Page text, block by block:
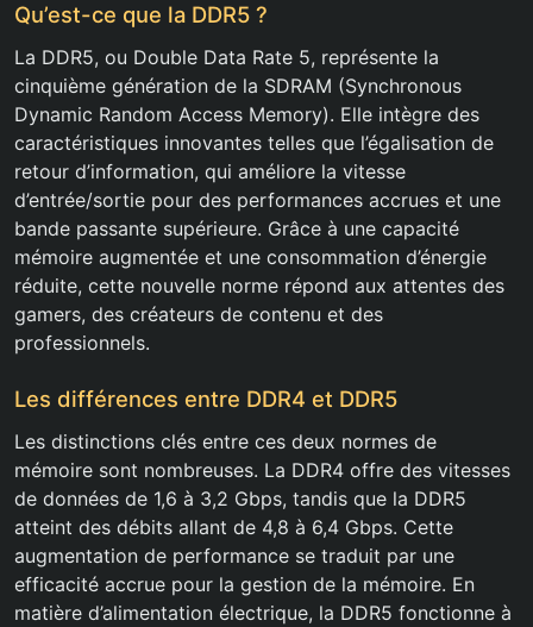
Qu’est-ce que la DDR5 ?
La DDR5, ou Double Data Rate 5, représente la
cinquième génération de la SDRAM (Synchronous
Dynamic Random Access Memory). Elle intègre des
caractéristiques innovantes telles que l’égalisation de
retour d’information, qui améliore la vitesse
d’entrée/sortie pour des performances accrues et une
bande passante supérieure. Grâce à une capacité
mémoire augmentée et une consommation d’énergie
réduite, cette nouvelle norme répond aux attentes des
gamers, des créateurs de contenu et des
professionnels.
Les différences entre DDR4 et DDR5
Les distinctions clés entre ces deux normes de
mémoire sont nombreuses. La DDR4 offre des vitesses
de données de 1,6 à 3,2 Gbps, tandis que la DDR5
atteint des débits allant de 4,8 à 6,4 Gbps. Cette
augmentation de performance se traduit par une
efficacité accrue pour la gestion de la mémoire. En
matière d’alimentation électrique, la DDR5 fonctionne à